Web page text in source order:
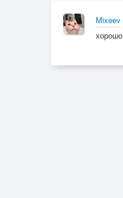
Mixeev
хорошо